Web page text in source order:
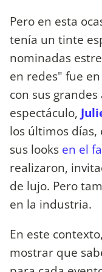
Pero en esta
tenía un tinte
nominadas
en redes" fue
con sus
espectáculo,
los últimos
sus looks en el
realizaron,
de lujo. Pero
en la industria.
En este contexto,
mostrar que